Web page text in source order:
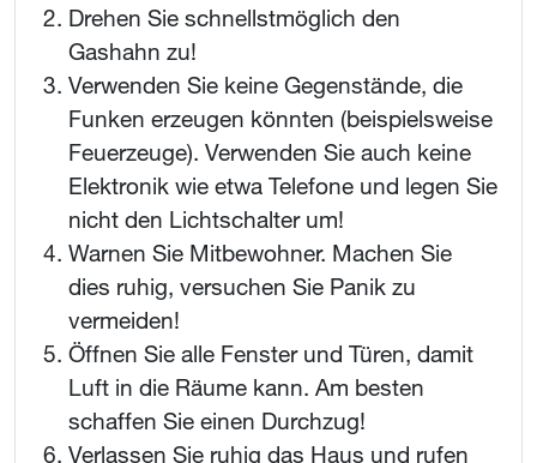
Drehen Sie schnellstmöglich den
Gashahn zu!
Verwenden Sie keine Gegenstände, die
Funken erzeugen könnten (beispielsweise
Feuerzeuge). Verwenden Sie auch keine
Elektronik wie etwa Telefone und legen Sie
nicht den Lichtschalter um!
Warnen Sie Mitbewohner. Machen Sie
dies ruhig, versuchen Sie Panik zu
vermeiden!
Öffnen Sie alle Fenster und Türen, damit
Luft in die Räume kann. Am besten
schaffen Sie einen Durchzug!
Verlassen Sie ruhig das Haus und rufen